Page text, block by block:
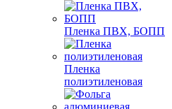
Пленка ПВХ, БОПП
Пленка
полиэтиленовая